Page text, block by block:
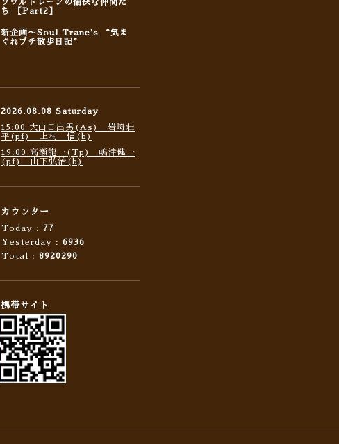
ソウルトレーンの愉快な仲間た
ち 【Part2】
新企画〜Soul Trane's “気ま
ぐれプチ散歩日記”
2026.08.08 Saturday
15:00 大山日出男(As) 岩崎壮
平(pf) 上村 信(b)
19:00 高瀬龍一(Tp) 嶋津健一
(pf) 山下弘治(b)
カウンター
Today : 77
Yesterday : 6936
Total : 8920290
携帯サイト